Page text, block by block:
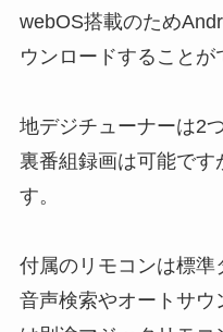
webOS搭載のため
ウンロードすることが
地デジチューナーは2つ
裏番組録画は可能です
す。
付属のリモコンは標準
音声検索やオートサ